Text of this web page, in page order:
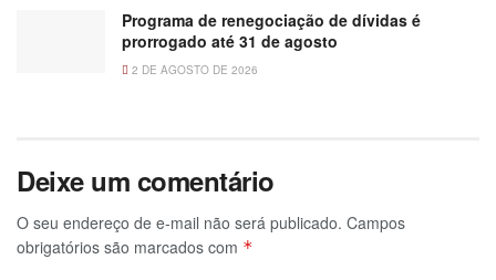
Programa de renegociação de dívidas é
prorrogado até 31 de agosto
2 DE AGOSTO DE 2026
Deixe um comentário
O seu endereço de e-mail não será publicado. Campos
obrigatórios são marcados com *